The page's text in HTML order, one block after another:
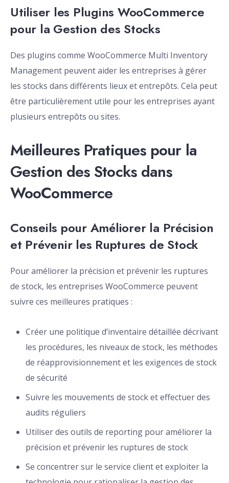
Utiliser les Plugins WooCommerce
pour la Gestion des Stocks
Des plugins comme WooCommerce Multi Inventory
Management peuvent aider les entreprises à gérer
les stocks dans différents lieux et entrepôts. Cela peut
être particulièrement utile pour les entreprises ayant
plusieurs entrepôts ou sites.
Meilleures Pratiques pour la
Gestion des Stocks dans
WooCommerce
Conseils pour Améliorer la Précision
et Prévenir les Ruptures de Stock
Pour améliorer la précision et prévenir les ruptures
de stock, les entreprises WooCommerce peuvent
suivre ces meilleures pratiques :
Créer une politique d’inventaire détaillée décrivant
les procédures, les niveaux de stock, les méthodes
de réapprovisionnement et les exigences de stock
de sécurité
Suivre les mouvements de stock et effectuer des
audits réguliers
Utiliser des outils de reporting pour améliorer la
précision et prévenir les ruptures de stock
Se concentrer sur le service client et exploiter la